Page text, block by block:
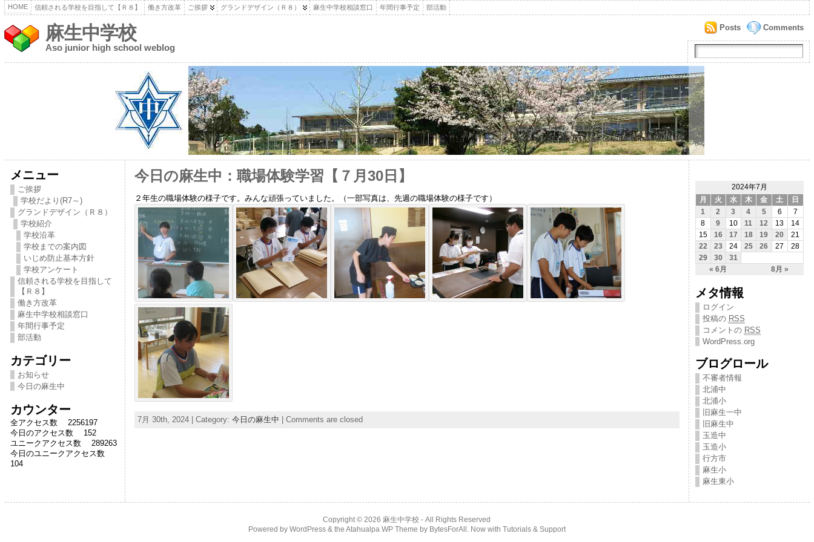
HOME 信頼される学校を目指して【Ｒ８】 働き方改革 ご挨拶 グランドデザイン（Ｒ８） 麻生中学校相談窓口 年間行事予定 部活動
麻生中学校
Aso junior high school weblog
Comments
Posts
メニュー
ご挨拶
学校だより(R7～)
グランドデザイン（Ｒ８）
学校紹介
学校沿革
学校までの案内図
いじめ防止基本方針
学校アンケート
信頼される学校を目指して
【Ｒ８】
働き方改革
麻生中学校相談窓口
年間行事予定
部活動
カテゴリー
お知らせ
今日の麻生中
カウンター
全アクセス数 2256197
今日のアクセス数 152
ユニークアクセス数 289263
今日のユニークアクセス数
104
今日の麻生中：職場体験学習【７月30日】
２年生の職場体験の様子です。みんな頑張っていました。（一部写真は、先週の職場体験の様子です）
7月 30th, 2024 | Category: 今日の麻生中 | Comments are closed
2024年7月
月
火 水 木 金 土 日
« 6月 8月 »
1 2 3 4 5 6
7
8
9 10 11 12 13
14
15
16 17 18 19 20
21
22
23 24 25 26 27
28
29
30 31
メタ情報
ログイン
投稿の RSS
コメントの RSS
WordPress.org
ブログロール
不審者情報
北浦中
北浦小
旧麻生一中
旧麻生中
玉造中
玉造小
行方市
麻生小
麻生東小
Copyright © 2026 麻生中学校 - All Rights Reserved
Powered by WordPress& the Atahualpa WP Theme by BytesForAll . Now with Tutorials & Support